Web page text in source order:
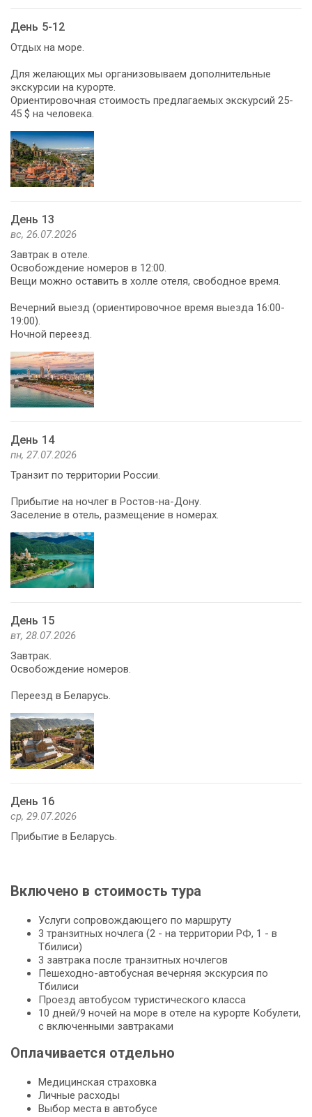
День 5-12
Отдых на море.
Для желающих мы организовываем дополнительные
экскурсии на курорте.
Ориентировочная стоимость предлагаемых экскурсий 25-
45 $ на человека.
День 13
вс, 26.07.2026
Завтрак в отеле.
Освобождение номеров в 12:00.
Вещи можно оставить в холле отеля, свободное время.
Вечерний выезд (ориентировочное время выезда 16:00-
19:00).
Ночной переезд.
День 14
пн, 27.07.2026
Транзит по территории России.
Прибытие на ночлег в Ростов-на-Дону.
Заселение в отель, размещение в номерах.
День 15
вт, 28.07.2026
Завтрак.
Освобождение номеров.
Переезд в Беларусь.
День 16
ср, 29.07.2026
Прибытие в Беларусь.
Включено в стоимость тура
Услуги сопровождающего по маршруту
3 транзитных ночлега (2 - на территории РФ, 1 - в
Тбилиси)
3 завтрака после транзитных ночлегов
Пешеходно-автобусная вечерняя экскурсия по
Тбилиси
Проезд автобусом туристического класса
10 дней/9 ночей на море в отеле на курорте Кобулети,
с включенными завтраками
Оплачивается отдельно
Медицинская страховка
Личные расходы
Выбор места в автобусе